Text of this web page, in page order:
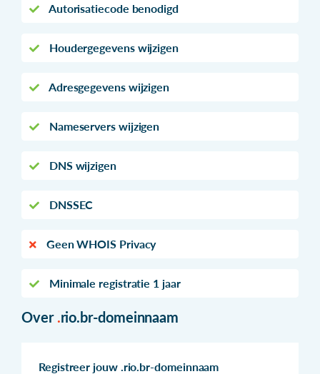
Autorisatiecode benodigd
Houdergegevens wijzigen
Adresgegevens wijzigen
Nameservers wijzigen
DNS wijzigen
DNSSEC
Geen WHOIS Privacy
Minimale registratie 1 jaar
Over .rio.br-domeinnaam
Registreer jouw .rio.br-domeinnaam